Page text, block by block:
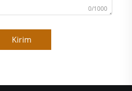
0/1000
Kirim